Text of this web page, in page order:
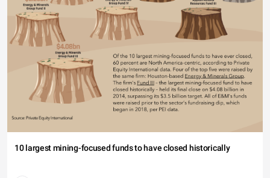
10 largest mining-focused funds to have closed historically